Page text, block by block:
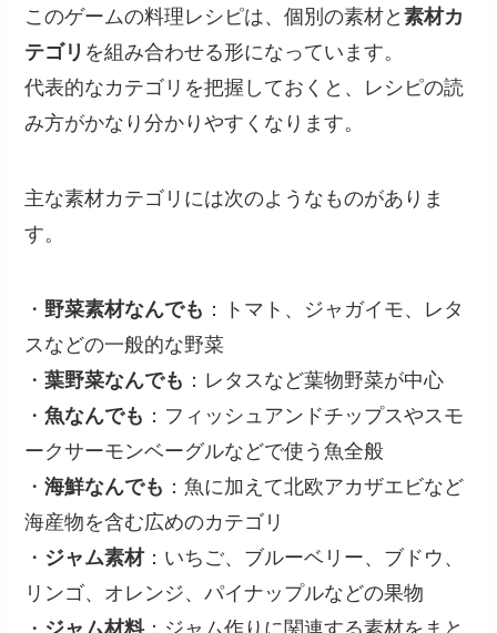
このゲームの料理レシピは、個別の素材と素材カ
テゴリ を組み合わせる形になっています。
代表的なカテゴリを把握しておくと、レシピの読
み方がかなり分かりやすくなります。
主な素材カテゴリには次のようなものがありま
す。
・ 野菜素材なんでも ：トマト、ジャガイモ、レタ
スなどの一般的な野菜
・葉野菜なんでも ：レタスなど葉物野菜が中心
・魚なんでも ：フィッシュアンドチップスやスモ
ークサーモンベーグルなどで使う魚全般
・海鮮なんでも ：魚に加えて北欧アカザエビなど
海産物を含む広めのカテゴリ
・ ジャム素材：いちご、ブルーベリー、ブドウ、
リンゴ、オレンジ、パイナップルなどの果物
・ ジャム材料：ジャム作りに関連する素材をまと